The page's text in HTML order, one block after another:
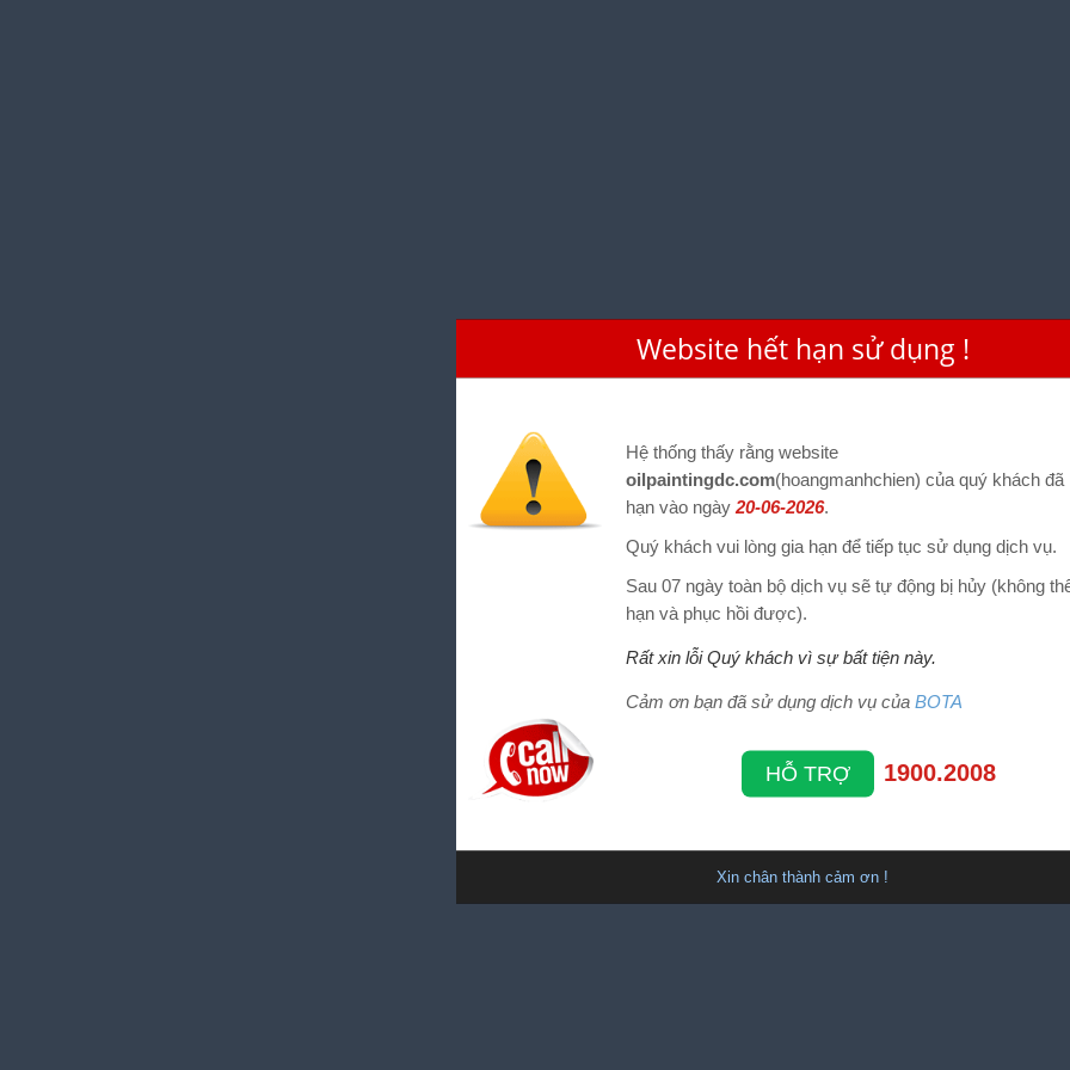
Website hết hạn sử dụng !
Hệ thống thấy rằng website
oilpaintingdc.com(hoangmanhchien) của quý khách đã
hạn vào ngày 20-06-2026.
Quý khách vui lòng gia hạn để tiếp tục sử dụng dịch vụ.
Sau 07 ngày toàn bộ dịch vụ sẽ tự động bị hủy (không
hạn và phục hồi được).
Rất xin lỗi Quý khách vì sự bất tiện này.
Cảm ơn bạn đã sử dụng dịch vụ của BOTA
HỖ TRỢ 1900.2008
Xin chân thành cảm ơn !